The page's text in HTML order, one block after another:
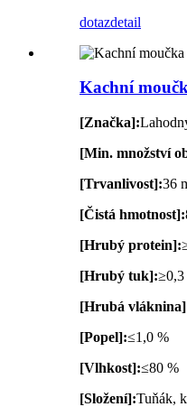
dotazdetail
Kachní
[Značka]:
[Min. množství
[Trvanlivost]:36
[Čistá hmotnost]:
[Hrubý protein]:
[Hrubý tuk]:≥0,3
[Hrubá
[Popel]:≤1,0 %
[Vlhkost]:≤80 %
[Složení]:Tuňák,